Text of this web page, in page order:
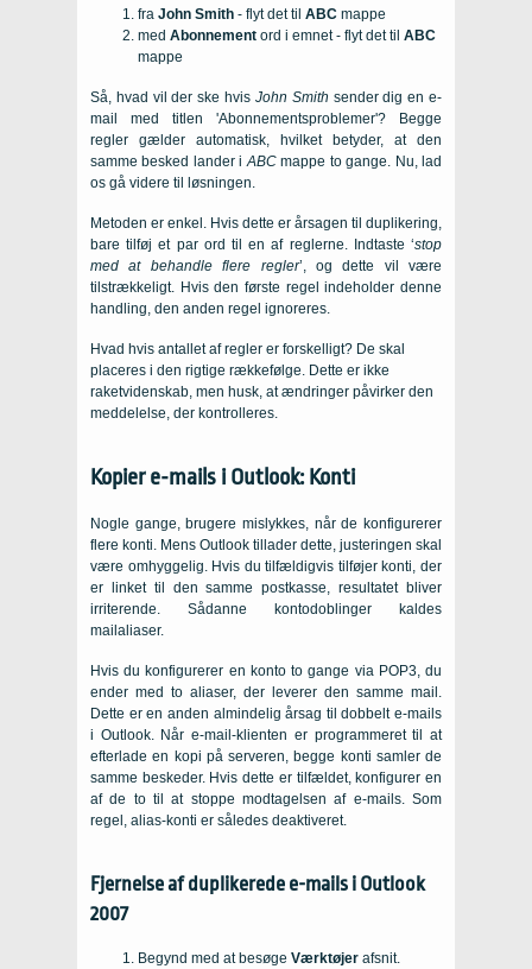
fra John Smith - flyt det til ABC mappe
med Abonnement ord i emnet - flyt det til ABC
mappe
Så, hvad vil der ske hvis John Smith sender dig en e-
mail med titlen 'Abonnementsproblemer'? Begge
regler gælder automatisk, hvilket betyder, at den
samme besked lander iABCmappe to gange. Nu, lad
os gå videre til løsningen.
Metoden er enkel. Hvis dette er årsagen til duplikering,
bare tilføj et par ord til en af ​​reglerne. Indtaste ‘stop
med at behandle flere regler’, og dette vil være
tilstrækkeligt. Hvis den første regel indeholder denne
handling, den anden regel ignoreres.
Hvad hvis antallet af regler er forskelligt? De skal
placeres i den rigtige rækkefølge. Dette er ikke
raketvidenskab, men husk, at ændringer påvirker den
meddelelse, der kontrolleres.
Kopier e-mails i Outlook: Konti
Nogle gange, brugere mislykkes, når de konfigurerer
flere konti. Mens Outlook tillader dette, justeringen skal
være omhyggelig. Hvis du tilfældigvis tilføjer konti, der
er linket til den samme postkasse, resultatet bliver
irriterende. Sådanne kontodoblinger kaldes
mailaliaser.
Hvis du konfigurerer en konto to gange via POP3, du
ender med to aliaser, der leverer den samme mail.
Dette er en anden almindelig årsag til dobbelt e-mails
i Outlook. Når e-mail-klienten er programmeret til at
efterlade en kopi på serveren, begge konti samler de
samme beskeder. Hvis dette er tilfældet, konfigurer en
af ​​de to til at stoppe modtagelsen af ​​e-mails. Som
regel, alias-konti er således deaktiveret.
Fjernelse af duplikerede e-mails i Outlook
2007
Begynd med at besøge Værktøjer afsnit.